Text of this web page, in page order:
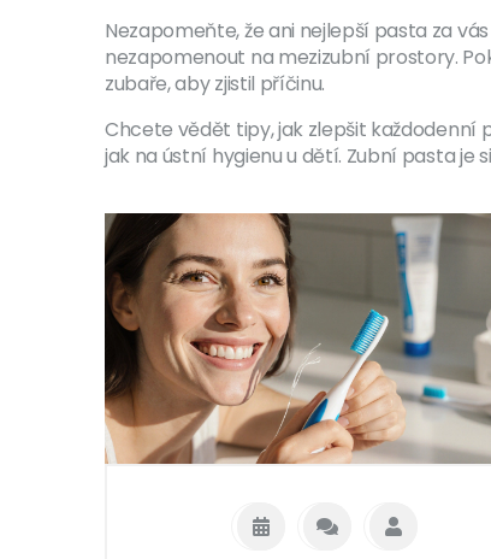
Nezapomeňte, že ani nejlepší pasta za
nezapomenout na mezizubní prostory.
zubaře, aby zjistil příčinu.
Chcete vědět tipy, jak zlepšit
jak na ústní hygienu u dětí. Zubní pasta je